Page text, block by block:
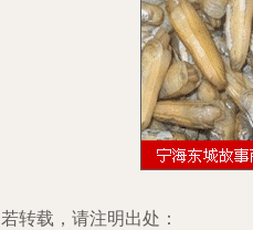
转载，请注明出处：